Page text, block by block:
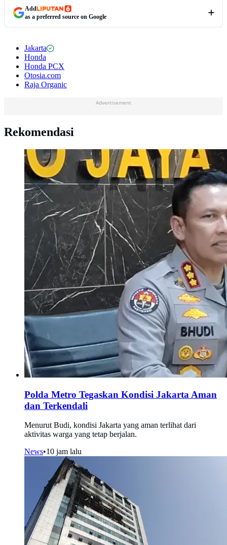
Add
as a preferred source on Google
Jakarta
Honda
Honda PCX
Otosia.com
Raja Organic
Advertisement
Rekomendasi
Polda Metro Tegaskan Kondisi Jakarta Aman
dan Terkendali
Menurut Budi, kondisi Jakarta yang aman terlihat dari
aktivitas warga yang tetap berjalan.
News•10 jam lalu